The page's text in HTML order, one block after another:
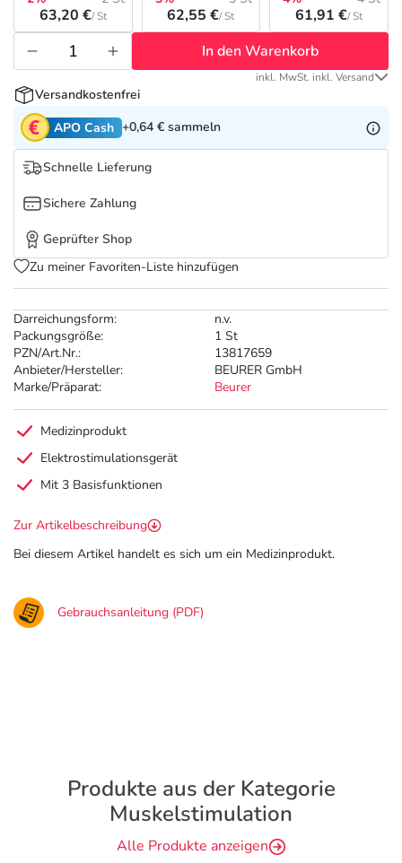
Tierapotheke
Vitamine & Mineralstoffe
Marken
Salus Deals
Darreichungsform:
n.v.
Packungsgröße:
1 St
PZN/Art.Nr.:
13817659
Anbieter/Hersteller:
BEURER GmbH
Marke/Präparat:
Beurer
63,20 €/ St 62,55 €/ St 61,91 €/ St
In den Warenkorb
inkl. MwSt. inkl. Versand
Versandkostenfrei
APO Cash +0,64 € sammeln
Schnelle Lieferung
Sichere Zahlung
Geprüfter Shop
Zu meiner Favoriten-Liste hinzufügen
Medizinprodukt
Elektrostimulationsgerät
Mit 3 Basisfunktionen
Zur Artikelbeschreibung
Bei diesem Artikel handelt es sich um ein Medizinprodukt.
Gebrauchsanleitung (PDF)
Produkte aus der Kategorie
Muskelstimulation
Alle Produkte anzeigen